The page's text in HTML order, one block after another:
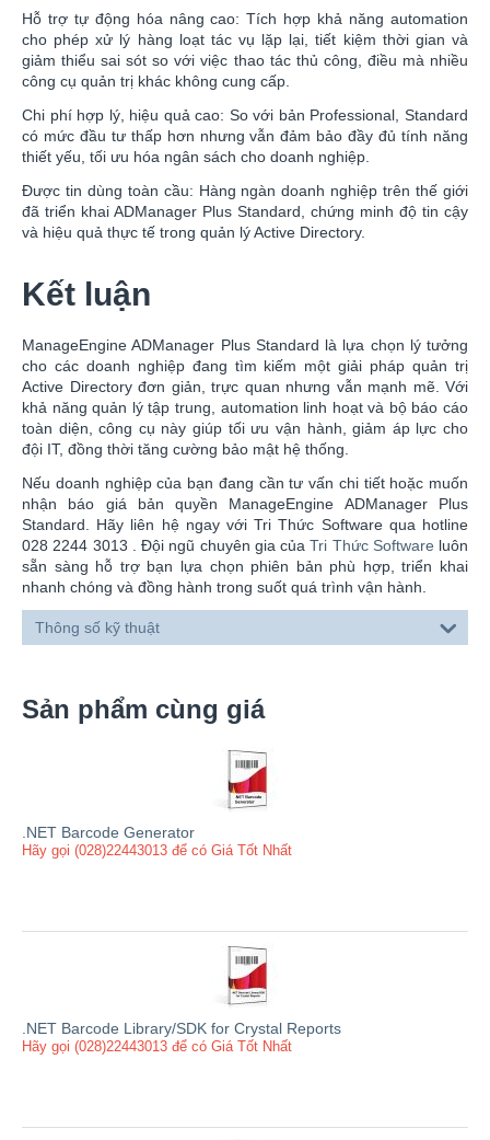
Hỗ trợ tự động hóa nâng cao: Tích hợp khả năng automation
cho phép xử lý hàng loạt tác vụ lặp lại, tiết kiệm thời gian và
giảm thiểu sai sót so với việc thao tác thủ công, điều mà nhiều
công cụ quản trị khác không cung cấp.
Chi phí hợp lý, hiệu quả cao: So với bản Professional, Standard
có mức đầu tư thấp hơn nhưng vẫn đảm bảo đầy đủ tính năng
thiết yếu, tối ưu hóa ngân sách cho doanh nghiệp.
Được tin dùng toàn cầu: Hàng ngàn doanh nghiệp trên thế giới
đã triển khai ADManager Plus Standard, chứng minh độ tin cậy
và hiệu quả thực tế trong quản lý Active Directory.
Kết luận
ManageEngine ADManager Plus Standard là lựa chọn lý tưởng
cho các doanh nghiệp đang tìm kiếm một giải pháp quản trị
Active Directory đơn giản, trực quan nhưng vẫn mạnh mẽ. Với
khả năng quản lý tập trung, automation linh hoạt và bộ báo cáo
toàn diện, công cụ này giúp tối ưu vận hành, giảm áp lực cho
đội IT, đồng thời tăng cường bảo mật hệ thống.
Nếu doanh nghiệp của bạn đang cần tư vấn chi tiết hoặc muốn
nhận báo giá bản quyền ManageEngine ADManager Plus
Standard. Hãy liên hệ ngay với Tri Thức Software qua hotline
028 2244 3013 . Đội ngũ chuyên gia củaTri Thức Software luôn
sẵn sàng hỗ trợ bạn lựa chọn phiên bản phù hợp, triển khai
nhanh chóng và đồng hành trong suốt quá trình vận hành.
Thông số kỹ thuật
Sản phẩm cùng giá
.NET Barcode Generator
Hãy gọi (028)22443013 để có Giá Tốt Nhất
.NET Barcode Library/SDK for Crystal Reports
Hãy gọi (028)22443013 để có Giá Tốt Nhất